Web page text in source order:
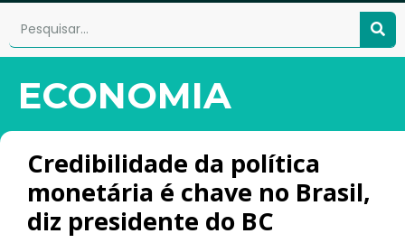
ECONOMIA
Credibilidade da política
monetária é chave no Brasil,
diz presidente do BC